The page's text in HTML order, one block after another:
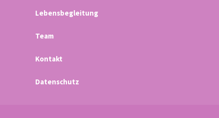
Lebensbegleitung
Team
Kontakt
Datenschutz